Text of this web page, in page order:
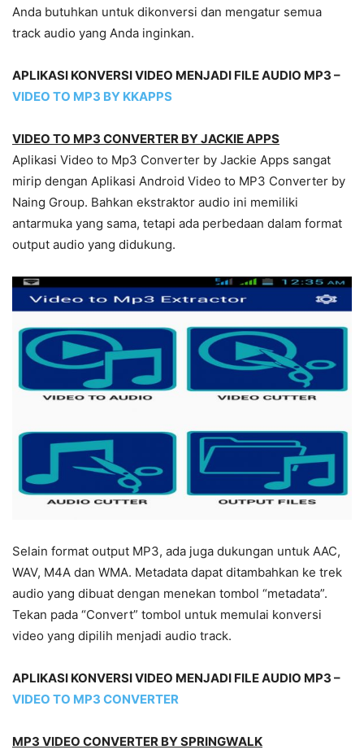
Anda butuhkan untuk dikonversi dan mengatur semua
track audio yang Anda inginkan.
APLIKASI KONVERSI VIDEO MENJADI FILE AUDIO MP3 –
VIDEO TO MP3 BY KKAPPS
VIDEO TO MP3 CONVERTER BY JACKIE APPS
Aplikasi Video to Mp3 Converter by Jackie Apps sangat
mirip dengan Aplikasi Android Video to MP3 Converter by
Naing Group. Bahkan ekstraktor audio ini memiliki
antarmuka yang sama, tetapi ada perbedaan dalam format
output audio yang didukung.
Selain format output MP3, ada juga dukungan untuk AAC,
WAV, M4A dan WMA. Metadata dapat ditambahkan ke trek
audio yang dibuat dengan menekan tombol “metadata”.
Tekan pada “Convert” tombol untuk memulai konversi
video yang dipilih menjadi audio track.
APLIKASI KONVERSI VIDEO MENJADI FILE AUDIO MP3 –
VIDEO TO MP3 CONVERTER
MP3 VIDEO CONVERTER BY SPRINGWALK